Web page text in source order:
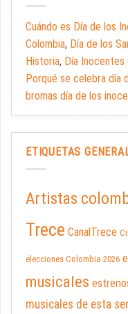
Cuándo es Día de los
Colombia, Día de los
Historia, Día Inocentes
Porqué se celebra día
bromas día de los
ETIQUETAS
Artistas
Trece CanalTrece
elecciones Colombia 2026
musicales
musicales de esta